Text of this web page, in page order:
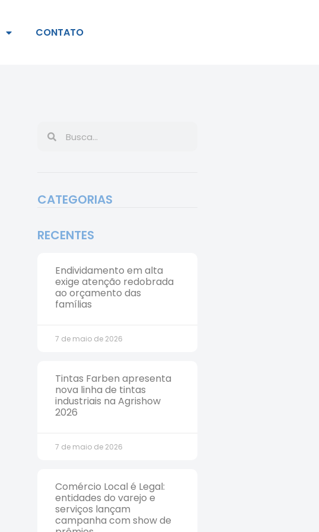
CONTATO
CATEGORIAS
RECENTES
Endividamento em alta
exige atenção redobrada
ao orçamento das
famílias
7 de maio de 2026
Tintas Farben apresenta
nova linha de tintas
industriais na Agrishow
2026
7 de maio de 2026
Comércio Local é Legal:
entidades do varejo e
serviços lançam
campanha com show de